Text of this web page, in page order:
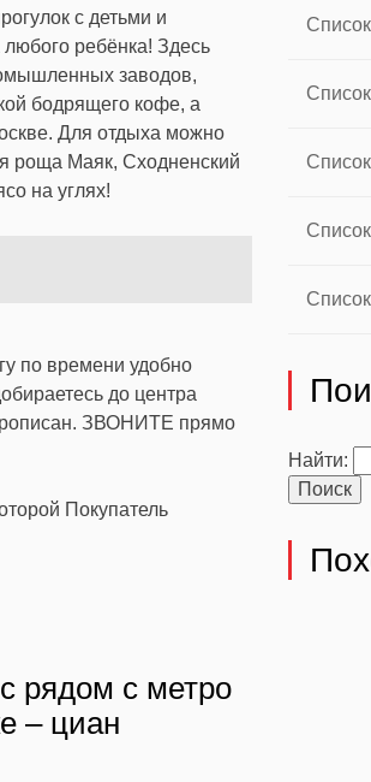
с детьми и
ребёнка! Здесь
заводов,
бодрящего кофе, а
Для отдыха можно
роща Маяк, Сходненский
на углях!
по времени удобно
до центра
ЗВОНИТЕ прямо
Покупатель
рядом с метро
– циан
Найти: